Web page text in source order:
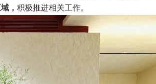
， 积极推进相关工作。